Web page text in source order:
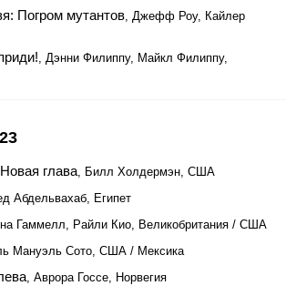
Погром мутантов, Джефф Роу, Кайлер
, Дэнни Филиппу, Майкл Филиппу,
глава, Билл Холдермэн, США
Абдельвахаб, Египет
Гаммелл, Райли Кио, Великобритания / США
Мануэль Сото, США / Мексика
, Аврора Госсе, Норвегия